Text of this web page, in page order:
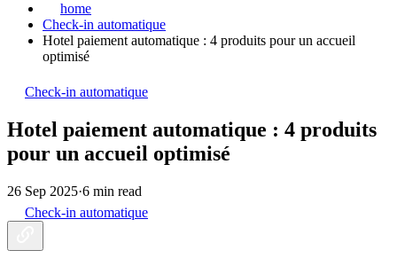
home
Check-in automatique
Hotel paiement automatique : 4 produits pour un accueil
optimisé
Check-in automatique
Hotel paiement automatique : 4 produits
pour un accueil optimisé
26 Sep 2025·6 min read
Check-in automatique